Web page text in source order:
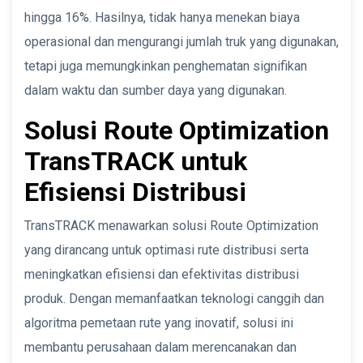
hingga 16%. Hasilnya, tidak hanya menekan biaya
operasional dan mengurangi jumlah truk yang digunakan,
tetapi juga memungkinkan penghematan signifikan
dalam waktu dan sumber daya yang digunakan.
Solusi Route Optimization
TransTRACK untuk
Efisiensi Distribusi
TransTRACK menawarkan solusi Route Optimization
yang dirancang untuk optimasi rute distribusi serta
meningkatkan efisiensi dan efektivitas distribusi
produk. Dengan memanfaatkan teknologi canggih dan
algoritma pemetaan rute yang inovatif, solusi ini
membantu perusahaan dalam merencanakan dan